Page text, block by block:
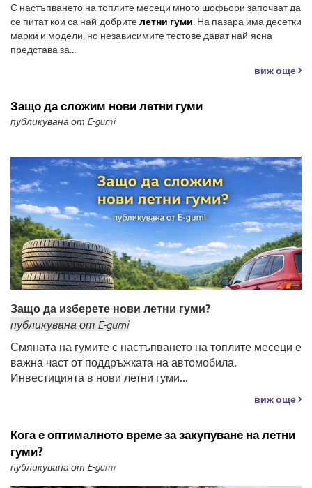
С настъпването на топлите месеци много шофьори започват да
се питат кои са най-добрителетни гуми. На пазара има десетки
марки и модели, но независимите тестове дават най-ясна
представа за...
виж още
Защо да сложим нови летни гуми
публикувана от E-gumi
Защо да изберете нови летни гуми?
публикувана от E-gumi
Смяната на гумите с настъпването на топлите месеци е
важна част от поддръжката на автомобила.
Инвестицията в нови летни гуми...
виж още
Кога е оптималното време за закупуване на летни
гуми?
публикувана от E-gumi